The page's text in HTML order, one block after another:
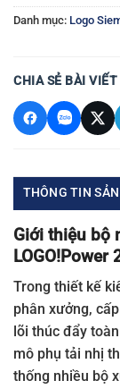
Danh mục: Logo
CHIA SẺ BÀI VIẾT
THÔNG TIN
Giới thiệu bộ
LOGO!Power
Trong thiết kế
phân xưởng,
lõi thúc đẩy
mô phụ tải nhị
thống nhiều bộ